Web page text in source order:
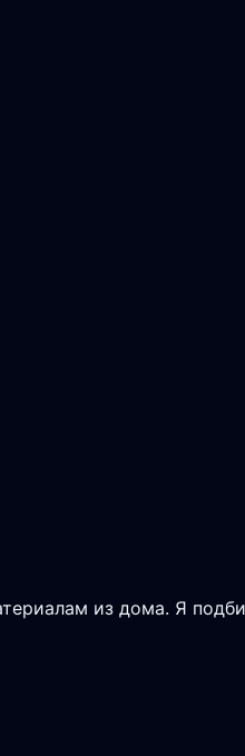
из дома. Я